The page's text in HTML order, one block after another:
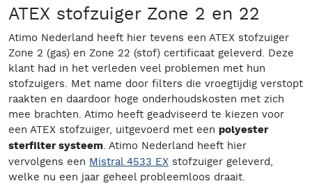
ATEX stofzuiger Zone 2 en 22
Atimo Nederland heeft hier tevens een ATEX stofzuiger
Zone 2 (gas) en Zone 22 (stof) certificaat geleverd. Deze
klant had in het verleden veel problemen met hun
stofzuigers. Met name door filters die vroegtijdig verstopt
raakten en daardoor hoge onderhoudskosten met zich
mee brachten. Atimo heeft geadviseerd te kiezen voor
een ATEX stofzuiger, uitgevoerd met een polyester
sterfilter systeem. Atimo Nederland heeft hier
vervolgens een Mistral 4533 EX stofzuiger geleverd,
welke nu een jaar geheel probleemloos draait.